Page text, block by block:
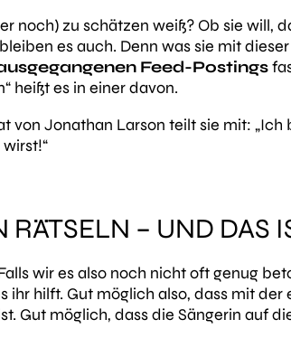
noch) zu schätzen weiß? Ob sie will,
es auch. Denn was sie mit
Feed-Postings
heißt es in einer davon.
von Jonathan Larson teilt sie mit: „Ich
– UND DAS
wir es also noch nicht oft genug
ihr hilft. Gut möglich also, dass mit der
Gut möglich, dass die Sängerin auf